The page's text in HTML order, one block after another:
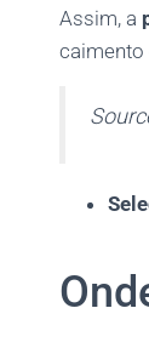
Assim, a
caimento